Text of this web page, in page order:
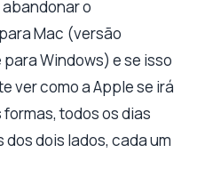
o
Mac (versão
Windows) e se isso
ver como a Apple se irá
todos os dias
dois lados, cada um